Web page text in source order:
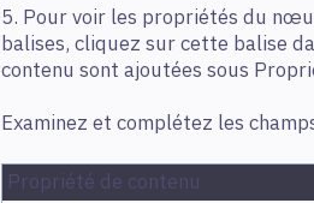
5. Pour voir les propriétés du
balises, cliquez sur cette balise
contenu sont ajoutées sous
Examinez et complétez les
Propriété de contenu